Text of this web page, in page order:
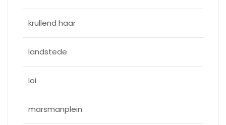
krullend haar
landstede
loi
marsmanplein